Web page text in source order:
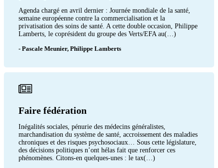
Agenda chargé en avril dernier : Journée mondiale de la santé,
semaine européenne contre la commercialisation et la
privatisation des soins de santé. A cette double occasion, Philippe
Lamberts, le coprésident du groupe des Verts/EFA au(…)
- Pascale Meunier, Philippe Lamberts
Faire fédération
Inégalités sociales, pénurie des médecins généralistes,
marchandisation du système de santé, accroissement des maladies
chroniques et des risques psychosociaux… Sous cette législature,
des décisions politiques n’ont hélas fait que renforcer ces
phénomènes. Citons-en quelques-unes : le tax(…)